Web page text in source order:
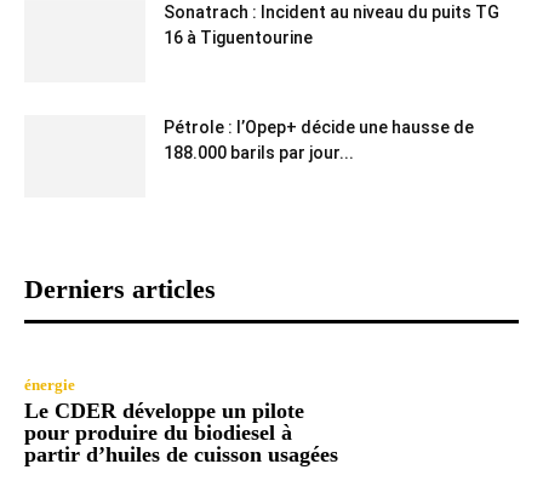
Sonatrach : Incident au niveau du puits TG
16 à Tiguentourine
Pétrole : l’Opep+ décide une hausse de
188.000 barils par jour...
Derniers articles
énergie
Le CDER développe un pilote
pour produire du biodiesel à
partir d’huiles de cuisson usagées